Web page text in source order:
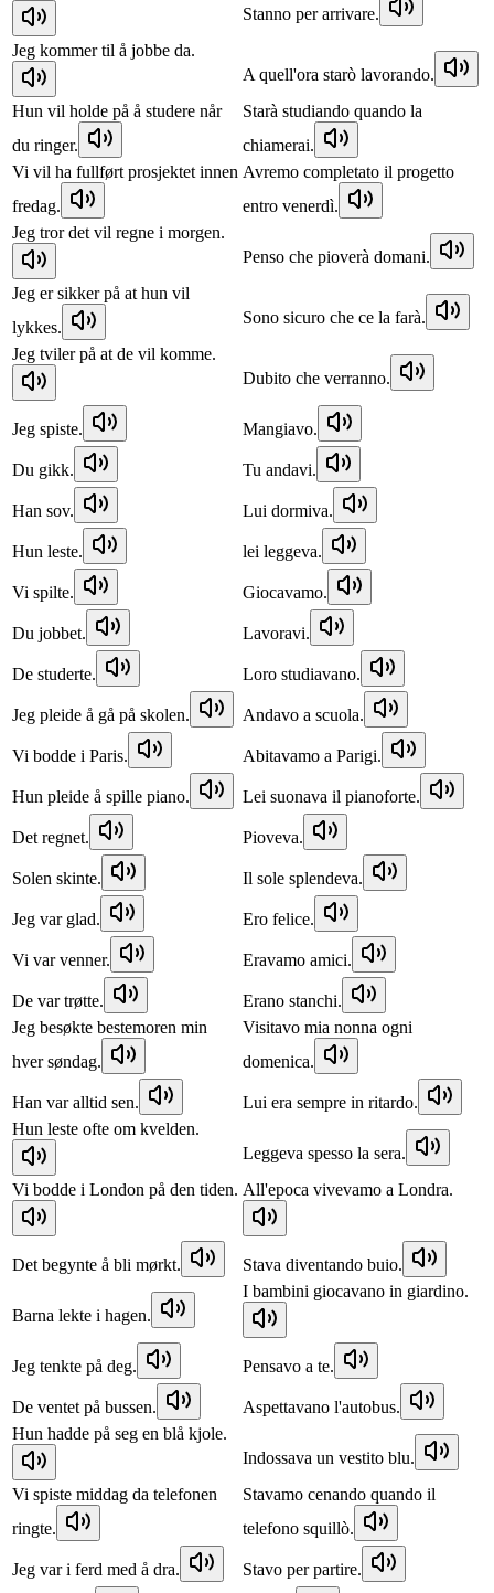
Stanno per arrivare.
Jeg kommer til å jobbe da.
A quell'ora starò lavorando.
Hun vil holde på å studere når
du ringer.
Starà studiando quando la
chiamerai.
Vi vil ha fullført prosjektet innen
fredag.
Avremo completato il progetto
entro venerdì.
Jeg tror det vil regne i morgen.
Penso che pioverà domani.
Jeg er sikker på at hun vil
lykkes.
Sono sicuro che ce la farà.
Jeg tviler på at de vil komme.
Dubito che verranno.
Jeg spiste. Mangiavo.
Du gikk. Tu andavi.
Han sov. Lui dormiva.
Hun leste. lei leggeva.
Vi spilte. Giocavamo.
Du jobbet. Lavoravi.
De studerte. Loro studiavano.
Jeg pleide å gå på skolen. Andavo a scuola.
Vi bodde i Paris. Abitavamo a Parigi.
Hun pleide å spille piano. Lei suonava il pianoforte.
Det regnet. Pioveva.
Solen skinte. Il sole splendeva.
Jeg var glad. Ero felice.
Vi var venner. Eravamo amici.
De var trøtte.
Erano stanchi.
Jeg besøkte bestemoren min
hver søndag.
Visitavo mia nonna ogni
domenica.
Han var alltid sen.
Lui era sempre in ritardo.
Hun leste ofte om kvelden.
Leggeva spesso la sera.
Vi bodde i London på den tiden. All'epoca vivevamo a Londra.
Det begynte å bli mørkt. Stava diventando buio.
Barna lekte i hagen.
I bambini giocavano in giardino.
Jeg tenkte på deg. Pensavo a te.
De ventet på bussen.
Aspettavano l'autobus.
Hun hadde på seg en blå kjole.
Indossava un vestito blu.
Vi spiste middag da telefonen
ringte.
Stavamo cenando quando il
telefono squillò.
Jeg var i ferd med å dra. Stavo per partire.